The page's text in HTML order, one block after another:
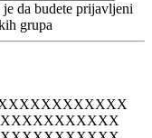
da budete prijavljeni
grupa